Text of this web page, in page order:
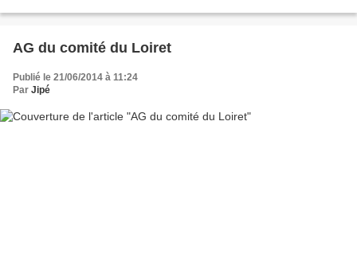
AG du comité du Loiret
Publié le 21/06/2014 à 11:24
Par Jipé